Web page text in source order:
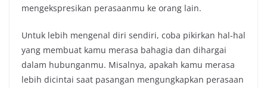
mengekspresikan perasaanmu ke orang lain.
Untuk lebih mengenal diri sendiri, coba pikirkan hal-hal
yang membuat kamu merasa bahagia dan dihargai
dalam hubunganmu. Misalnya, apakah kamu merasa
lebih dicintai saat pasangan mengungkapkan perasaan